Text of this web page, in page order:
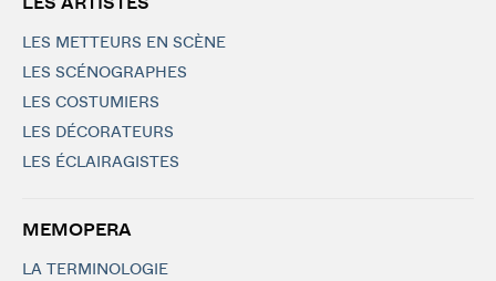
LES METTEURS EN SCÈNE
LES SCÉNOGRAPHES
LES COSTUMIERS
LES DÉCORATEURS
LES ÉCLAIRAGISTES
MEMOPERA
LA TERMINOLOGIE